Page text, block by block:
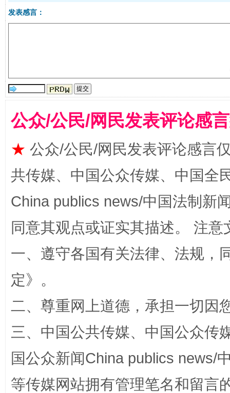
阿坝州三大球赛在茂县开幕 规模
国家大学科技园优化重塑工作
发表感言：
公众/公民/网民发表评论感
★ 公众/公民/网民发表评论感言
共传媒、中国公众传媒、中国全
China publics news/中国法制新
同意其观点或证实其描述。 注
一、遵守各国有关法律、法规，
定》。
二、尊重网上道德，承担一切因
三、中国公共传媒、中国公众传
国公众新闻China publics news/
等传媒网站拥有管理笔名和留言